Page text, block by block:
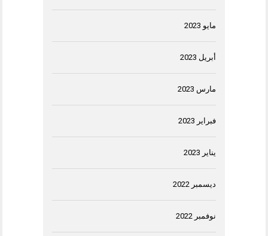
مايو 2023
أبريل 2023
مارس 2023
فبراير 2023
يناير 2023
ديسمبر 2022
نوفمبر 2022